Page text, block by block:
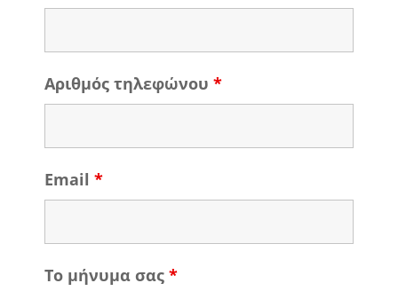
Αριθμός τηλεφώνου *
Email *
Το μήνυμα σας *